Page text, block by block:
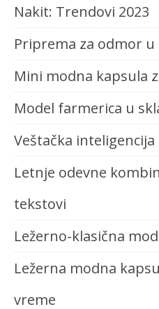
Nakit: Trendovi 2023
Priprema za odmor
Mini modna kapsula
Model farmerica u
Veštačka
Letnje odevne
tekstovi
Ležerno-klasična
Ležerna modna
vreme